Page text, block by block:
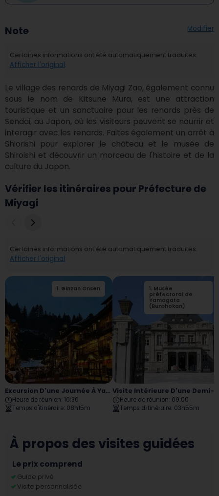
Note Modifier
Certaines informations ont été automatiquement traduites.
Afficher l'original
Le village des renards de Miyagi Zao, également connu
sous le nom de Kitsune Mura, est une attraction
touristique et un sanctuaire pour les renards près de
Sendai, au Japon, où les visiteurs peuvent se nourrir et
interagir avec les renards. Faites également un arrêt à
Shiorishi pour explorer le château et le musée de
Shiroishi et découvrir un morceau de l'histoire et de la
culture du Japon.
Vérifier les itinéraires pour Préfecture de
Miyagi
Certaines informations ont été automatiquement traduites.
Afficher l'original
1. Ginzan Onsen 2. Parc Shirogane
Excursion D'une Journée À Yamagata, Ginzan Onsen
Heure de réunion: 10:30
Temps d'itinéraire: 08h15m
1. Musée
préfectoral de
Yamagata
(Bunshokan)
Heure de réunion: 09:00
Temps d'itinéraire: 03h55m
À propos des visites guidées
Le prix comprend
Guide privé
Visite personnalisée